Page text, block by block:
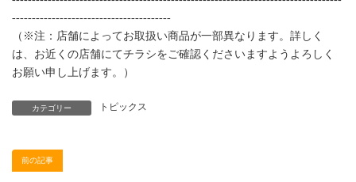
----------------------------------------
（※注：店舗によってお取扱い商品が一部異なります。詳しく
は、お近くの店舗にてチラシをご確認くださいますようよろしく
お願い申し上げます。）
カテゴリー トピックス
前の記事